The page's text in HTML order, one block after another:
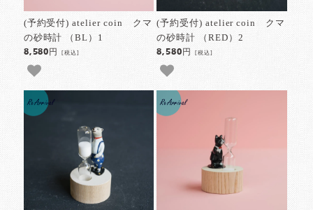
(予約受付) atelier coin クマ
の砂時計 （BL）1
8,580円[税込]
(予約受付) atelier coin クマ
の砂時計 （RED）2
8,580円 [税込]